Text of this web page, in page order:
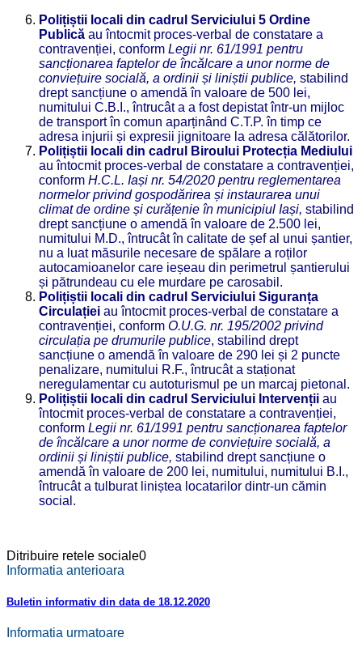
Polițiștii locali din cadrul Serviciului 5 Ordine
Publică au întocmit proces-verbal de constatare a
contravenției, conform Legii nr. 61/1991 pentru
sancționarea faptelor de încălcare a unor norme de
conviețuire socială, a ordinii și liniștii publice, stabilind
drept sancțiune o amendă în valoare de 500 lei,
numitului C.B.I., întrucât a a fost depistat într-un mijloc
de transport în comun aparținând C.T.P. în timp ce
adresa injurii și expresii jignitoare la adresa călătorilor.
Polițiștii locali din cadrul Biroului Protecția Mediului
au întocmit proces-verbal de constatare a contravenției,
conform H.C.L. Iași nr. 54/2020 pentru reglementarea
normelor privind gospodărirea și instaurarea unui
climat de ordine și curățenie în municipiul Iași, stabilind
drept sancțiune o amendă în valoare de 2.500 lei,
numitului M.D., întrucât în calitate de șef al unui șantier,
nu a luat măsurile necesare de spălare a roților
autocamioanelor care ieșeau din perimetrul șantierului
și pătrundeau cu ele murdare pe carosabil.
Polițiștii locali din cadrul Serviciului Siguranța
Circulației au întocmit proces-verbal de constatare a
contravenției, conform O.U.G. nr. 195/2002 privind
circulația pe drumurile publice, stabilind drept
sancțiune o amendă în valoare de 290 lei și 2 puncte
penalizare, numitului R.F., întrucât a staționat
neregulamentar cu autoturismul pe un marcaj pietonal.
Polițiștii locali din cadrul Serviciului Intervenții au
întocmit proces-verbal de constatare a contravenției,
conform Legii nr. 61/1991 pentru sancționarea faptelor
de încălcare a unor norme de conviețuire socială, a
ordinii și liniștii publice, stabilind drept sancțiune o
amendă în valoare de 200 lei, numitului, numitului B.I.,
întrucât a tulburat liniștea locatarilor dintr-un cămin
social.
Ditribuire retele sociale0
Informatia anterioara
Buletin informativ din data de 18.12.2020
Informatia urmatoare